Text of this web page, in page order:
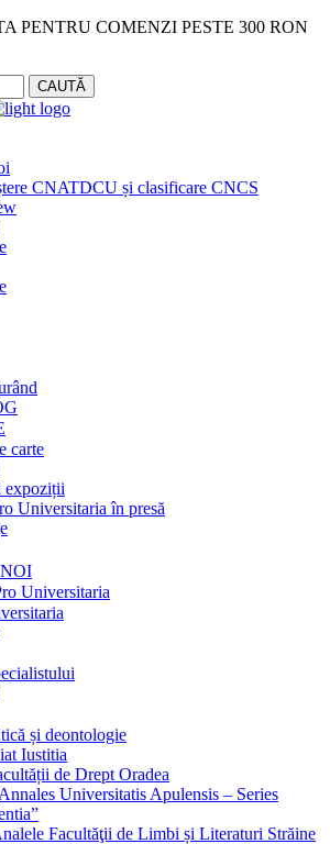
PENTRU COMENZI PESTE 300 RON
CAUTĂ
CNATDCU și clasificare CNCS
carte
expoziții
Universitaria în presă
Universitaria
și deontologie
Iustitia
de Drept Oradea
Universitatis Apulensis – Series
Facultăţii de Limbi și Literaturi Străine